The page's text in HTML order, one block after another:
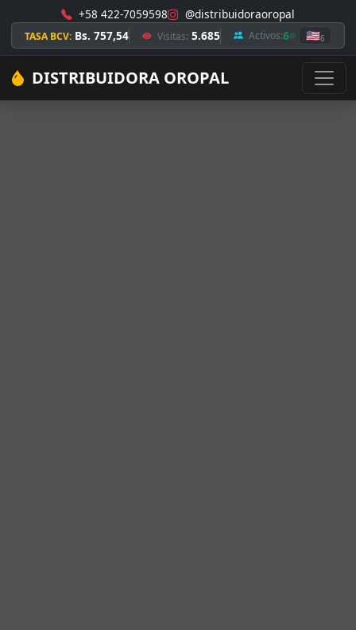
+58 422-7059598 @distribuidoraoropal
TASA BCV: Bs. 757,54 Visitas: 5.685 Activos:6 🇺🇸6
DISTRIBUIDORA OROPAL